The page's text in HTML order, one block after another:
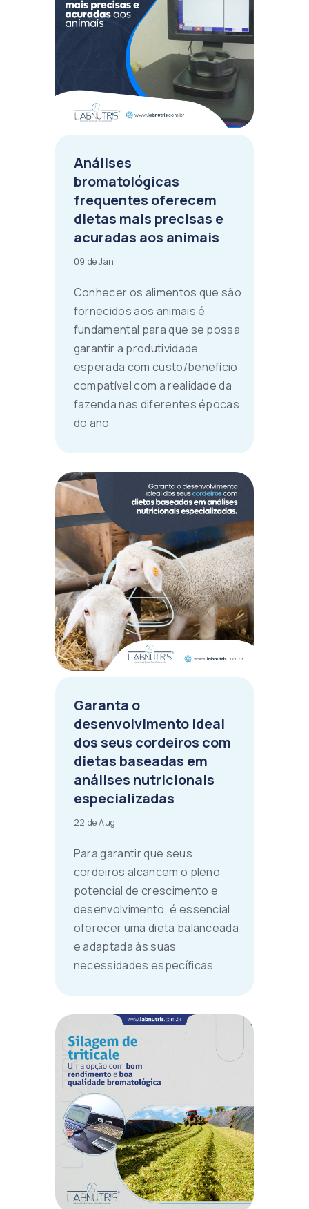
Análises
bromatológicas
frequentes oferecem
dietas mais precisas e
acuradas aos animais
09 de Jan
Conhecer os alimentos que são
fornecidos aos animais é
fundamental para que se possa
garantir a produtividade
esperada com custo/benefício
compatível com a realidade da
fazenda nas diferentes épocas
do ano
Garanta o
desenvolvimento ideal
dos seus cordeiros com
dietas baseadas em
análises nutricionais
especializadas
22 de Aug
Para garantir que seus
cordeiros alcancem o pleno
potencial de crescimento e
desenvolvimento, é essencial
oferecer uma dieta balanceada
e adaptada às suas
necessidades específicas.